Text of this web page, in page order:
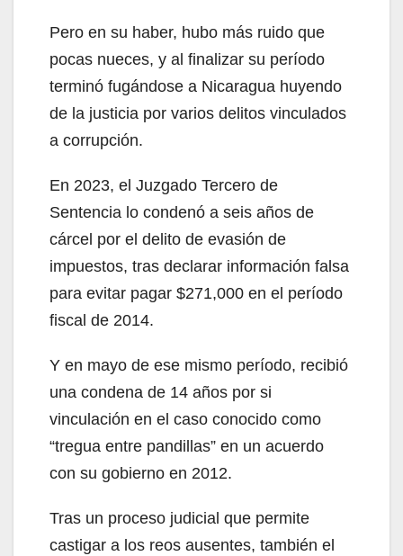
Pero en su haber, hubo más ruido que
pocas nueces, y al finalizar su período
terminó fugándose a Nicaragua huyendo
de la justicia por varios delitos vinculados
a corrupción.
En 2023, el Juzgado Tercero de
Sentencia lo condenó a seis años de
cárcel por el delito de evasión de
impuestos, tras declarar información falsa
para evitar pagar $271,000 en el período
fiscal de 2014.
Y en mayo de ese mismo período, recibió
una condena de 14 años por si
vinculación en el caso conocido como
“tregua entre pandillas” en un acuerdo
con su gobierno en 2012.
Tras un proceso judicial que permite
castigar a los reos ausentes, también el